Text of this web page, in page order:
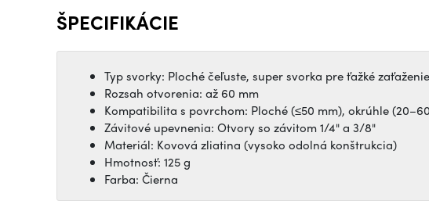
ŠPECIFIKÁCIE
Typ svorky: Ploché čeľuste, super svorka pre ťažké zaťaženie
Rozsah otvorenia: až 60 mm
Kompatibilita s povrchom: Ploché (≤50 mm), okrúhle
Závitové upevnenia: Otvory so závitom 1/4" a 3/8"
Materiál: Kovová zliatina (vysoko odolná konštrukcia)
Hmotnosť: 125 g
Farba: Čierna